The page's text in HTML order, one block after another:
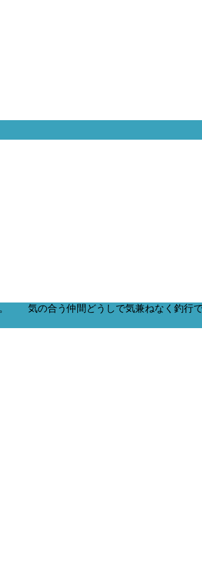
の合う仲間どうしで気兼ねなく釣行